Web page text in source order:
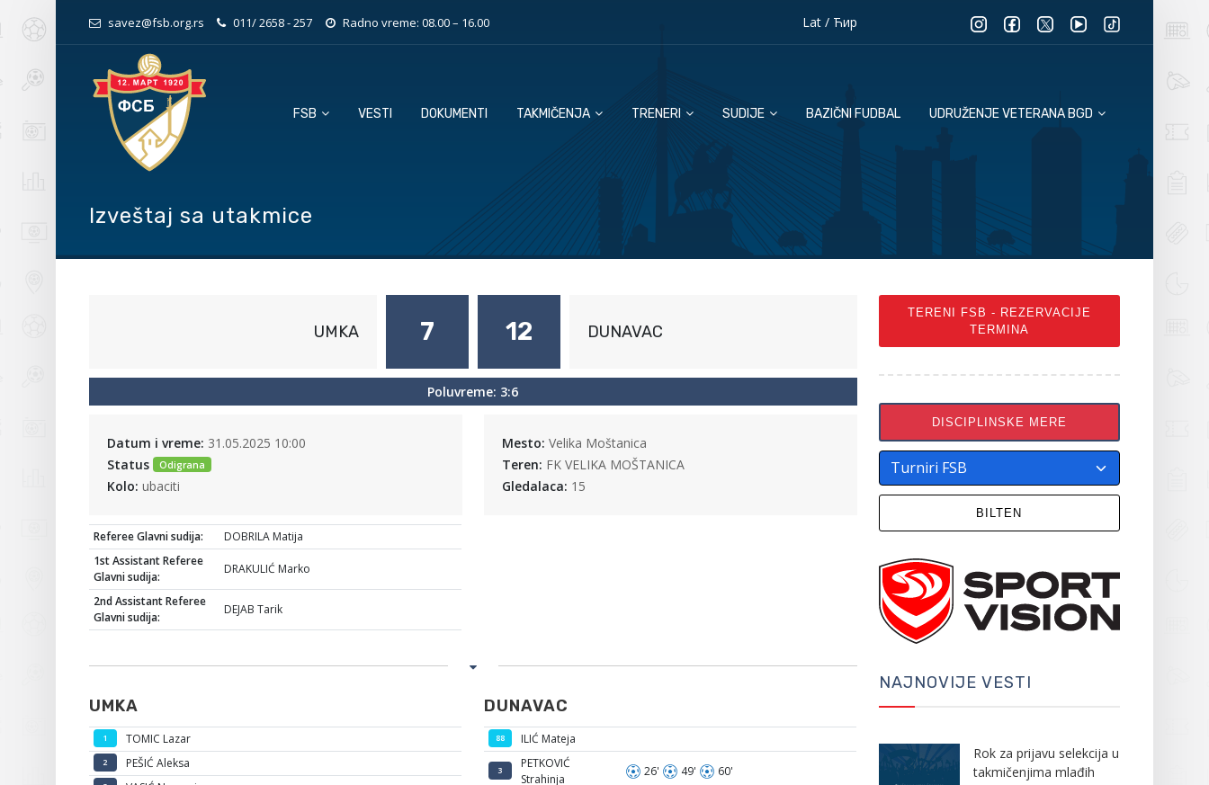
savez@fsb.org.rs 011/ 2658 - 257 Radno vreme: 08.00 – 16.00 Lat/ Ћир
FSB VESTI DOKUMENTI TAKMIČENJA TRENERI SUDIJE BAZIČNI FUDBAL UDRUŽENJE VETERANA BGD
Izveštaj sa utakmice
UMKA 7 12 DUNAVAC
Poluvreme: 3:6
Datum i vreme: 31.05.2025 10:00
Status
Odigrana
Kolo: ubaciti
Mesto: Velika Moštanica
Teren: FK VELIKA MOŠTANICA
Gledalaca: 15
Referee Glavni sudija:
DOBRILA Matija
1st Assistant Referee
Glavni sudija:
DRAKULIĆ Marko
2nd Assistant Referee
Glavni sudija:
DEJAB Tarik
UMKA
1 TOMIC Lazar
2 PEŠIĆ Aleksa
DUNAVAC
88 ILIĆ Mateja
3
PETKOVIĆ
Strahinja
26' 49' 60'
TERENI FSB - REZERVACIJE
TERMINA
DISCIPLINSKE MERE
BILTEN
NAJNOVIJE VESTI
Rok za prijavu selekcija u
takmičenjima mlađih